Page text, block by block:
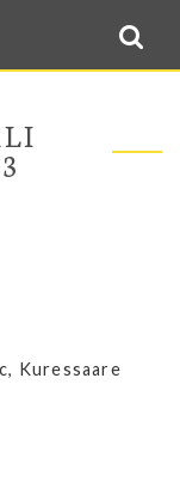
Sulge menüü
Kuressaare